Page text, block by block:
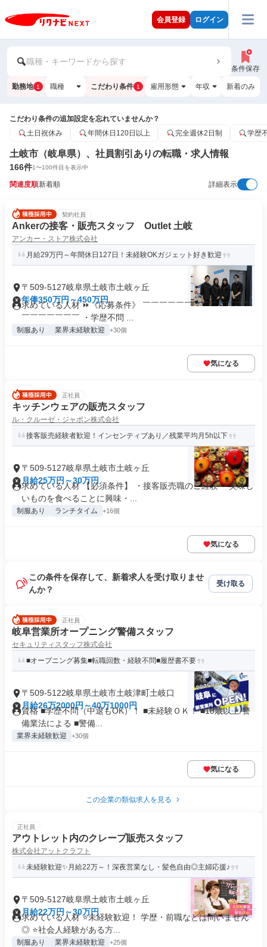
会員登録 ログイン
職種・キーワードから探す
条件保存
勤務地 1 職種 こだわり条件 1 雇用形態 年収 新着のみ
こだわり条件の追加設定を忘れていませんか？
土日祝休み
年間休日120日以上 完全週休2日制 学歴
土岐市（岐阜県）、社員割引ありの転職・求人情報
166件1〜100件目を表示中
関連度順新着順 詳細表示
契約社員
Ankerの接客・販売スタッフ Outlet 土岐
アンカー・ストア株式会社
月給29万円～年間休日127日！未経験OKガジェット好き歓迎
〒509-5127岐阜県土岐市土岐ヶ丘
年俸350万円～450万円
求めている人材 ⏩《応募条件》 ￣￣￣￣￣￣￣￣￣￣￣￣￣
￣￣￣￣￣￣￣ ・学歴不問 ...
制服あり 業界未経験歓迎 +30個
気になる
正社員
キッチンウェアの販売スタッフ
ル・クルーゼ・ジャポン株式会社
接客販売経験者歓迎！インセンティブあり／残業平均月5h以下
〒509-5127岐阜県土岐市土岐ヶ丘
月給25万円～30万円
求めている人材 【必須条件】 ・接客販売職のご経験 ・美味し
いものを食べることに興味・...
制服あり ランチタイム +16個
気になる
この条件を保存して、新着求人を受け取りませ
んか？
受け取る
正社員
岐阜営業所オープニング警備スタッフ
セキュリティスタッフ株式会社
■オープニング募集■転職回数・経験不問■履歴書不要
〒509-5122岐阜県土岐市土岐津町土岐口
月給26万2000円～40万1000円
資格 ■学歴不問（中退もOK）！ ■未経験ＯＫ！ ■18歳以上/警
備業法による ■警備...
業界未経験歓迎 +30個
気になる
この企業の類似求人を見る
正社員
アウトレット内のクレープ販売スタッフ
株式会社アットクラフト
未経験歓迎✨月給22万～！深夜営業なし・髪色自由◎主婦応援♪
〒509-5127岐阜県土岐市土岐ヶ丘
月給22万円～30万円
求めている人材 ⭐未経験歓迎！ 学歴・前職などは問いません
◎ ⭐社会人経験がある方...
制服あり 業界未経験歓迎 +25個